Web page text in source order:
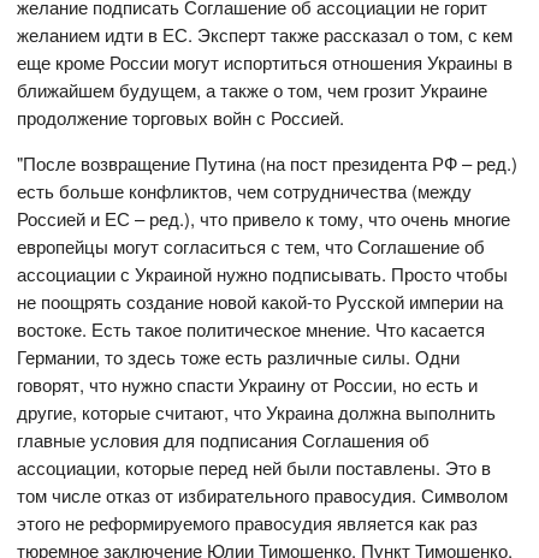
желание подписать Соглашение об ассоциации не горит
желанием идти в ЕС. Эксперт также рассказал о том, с кем
еще кроме России могут испортиться отношения Украины в
ближайшем будущем, а также о том, чем грозит Украине
продолжение торговых войн с Россией.
"После возвращение Путина (на пост президента РФ – ред.)
есть больше конфликтов, чем сотрудничества (между
Россией и ЕС – ред.), что привело к тому, что очень многие
европейцы могут согласиться с тем, что Соглашение об
ассоциации с Украиной нужно подписывать. Просто чтобы
не поощрять создание новой какой-то Русской империи на
востоке. Есть такое политическое мнение. Что касается
Германии, то здесь тоже есть различные силы. Одни
говорят, что нужно спасти Украину от России, но есть и
другие, которые считают, что Украина должна выполнить
главные условия для подписания Соглашения об
ассоциации, которые перед ней были поставлены. Это в
том числе отказ от избирательного правосудия. Символом
этого не реформируемого правосудия является как раз
тюремное заключение Юлии Тимошенко. Пункт Тимошенко,